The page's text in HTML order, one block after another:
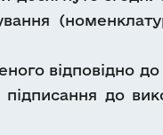
відповідно до
до